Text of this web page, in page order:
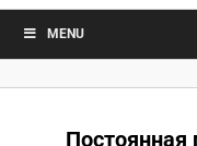
MENU
Постоянная